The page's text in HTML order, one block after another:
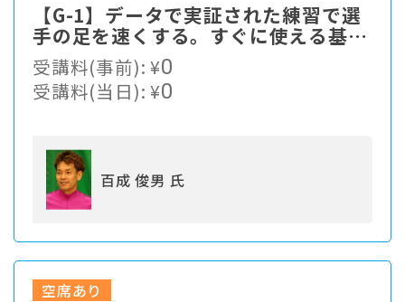
【G-1】データで実証された練習で選
手の足を速くする。すぐに使える基本
をお伝えします。
受講料(事前):¥0
受講料(当日):¥0
百成 俊男 氏
空席あり